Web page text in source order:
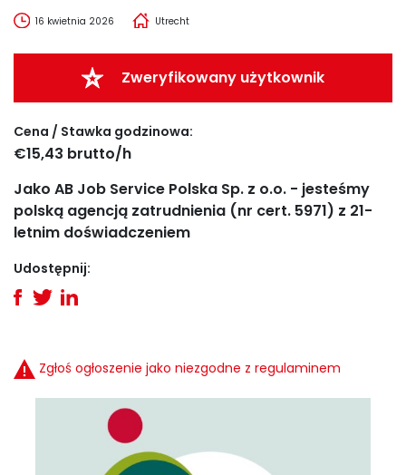
16 kwietnia 2026 Utrecht
Zweryfikowany użytkownik
Cena / Stawka godzinowa:
€15,43 brutto/h
Jako AB Job Service Polska Sp. z o.o. - jesteśmy
polską agencją zatrudnienia (nr cert. 5971) z 21-
letnim doświadczeniem
Udostępnij:
Zgłoś ogłoszenie jako niezgodne z regulaminem